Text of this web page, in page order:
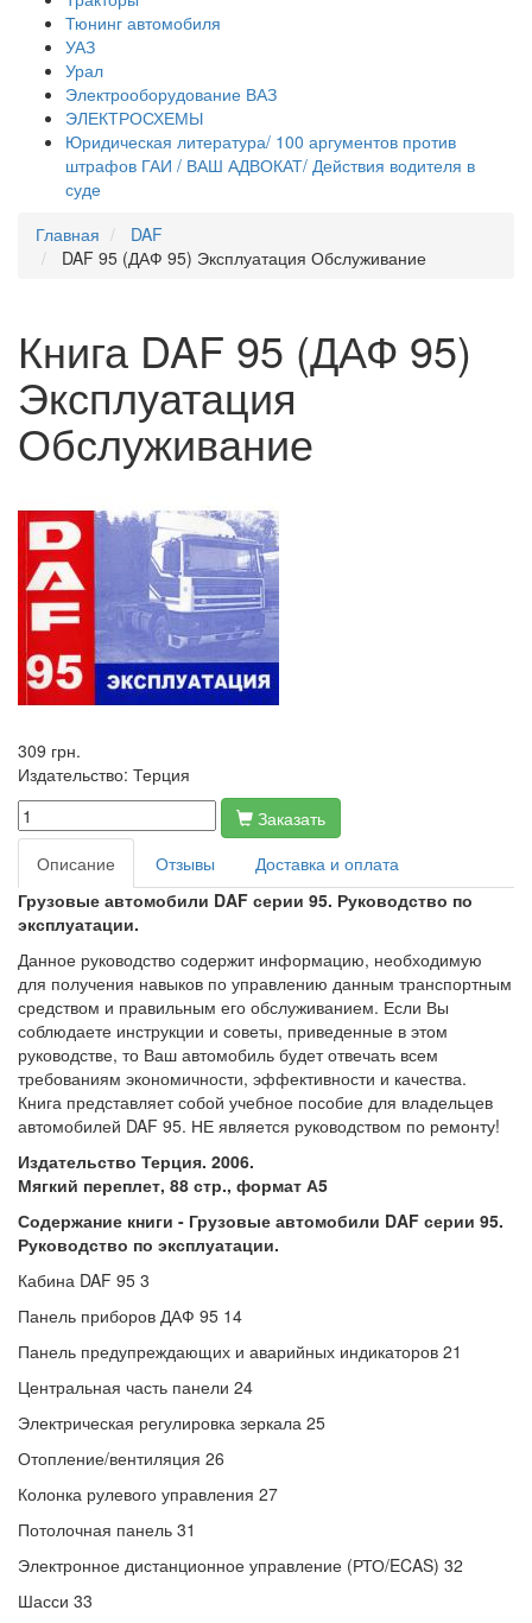
Тюнинг автомобиля
УАЗ
Урал
Электрооборудование ВАЗ
ЭЛЕКТРОСХЕМЫ
Юридическая литература/ 100 аргументов против
штрафов ГАИ / ВАШ АДВОКАТ/ Действия водителя в
суде
Главная
DAF
DAF 95 (ДАФ 95) Эксплуатация Обслуживание
Книга DAF 95 (ДАФ 95)
Эксплуатация
Обслуживание
309 грн.
Издательство: Терция
Заказать
Описание
Отзывы
Доставка и оплата
Грузовые автомобили DAF серии 95. Руководство по
эксплуатации.
Данное руководство содержит информацию, необходимую
для получения навыков по управлению данным транспортным
средством и правильным его обслуживанием. Если Вы
соблюдаете инструкции и советы, приведенные в этом
руководстве, то Ваш автомобиль будет отвечать всем
требованиям экономичности, эффективности и качества.
Книга представляет собой учебное пособие для владельцев
автомобилей DAF 95. НЕ является руководством по ремонту!
Издательство Терция. 2006.
Мягкий переплет, 88 стр., формат А5
Содержание книги - Грузовые автомобили DAF серии 95.
Руководство по эксплуатации.
Кабина DAF 95 3
Панель приборов ДАФ 95 14
Панель предупреждающих и аварийных индикаторов 21
Центральная часть панели 24
Электрическая регулировка зеркала 25
Отопление/вентиляция 26
Колонка рулевого управления 27
Потолочная панель 31
Электронное дистанционное управление (РТО/ECAS) 32
Шасси 33